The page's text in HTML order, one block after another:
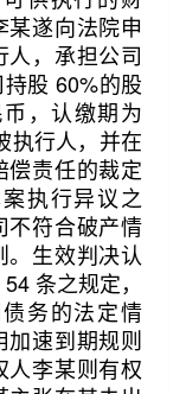
遂向法院申
，承担公司
股 60%的股
，认缴期为
执行人，并在
偿责任的裁定
执行异议之
不符合破产情
生效判决认
条之规定，
务的法定情
加速到期规则
人李某则有权